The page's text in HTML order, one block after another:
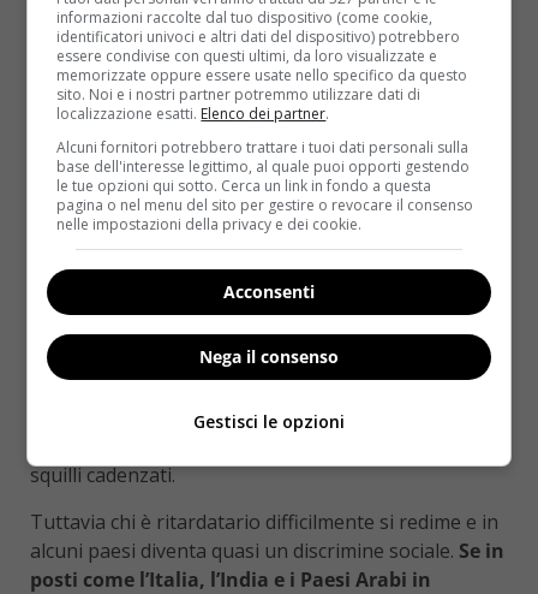
movimento nello spazio e dunque le previsioni che fa
sono condannate all’errore.
Lo psicologo sociale Justin Kruger prova a dare
qualche consiglio per migliorare le performance
temporali:“uno dei rimedi consiste nello “scomporre” in
tanti elementi una singola operazione– spiega il
medico –se l’appuntamento è con il tuo boyfriend, prova
a immaginare in anticipo quanto tempo ci vuole per fare
la doccia, lo shampoo, asciugarti i capelli, vestirti,
truccarti, chiamare un taxi, ecc. Suddividendo i vari passi
successivi per arrivare all’appuntamento, ci si aiuta a
fare una previsione più realistica“. Altri rimedi pratici
utili al ritardatario potrebbero essere quelli di
scegliere la sera i capi di abbigliamento che si pensa
squilli cadenzati.
Tuttavia chi è ritardatario difficilmente si redime e in
alcuni paesi diventa quasi un discrimine sociale. Se in
posti come l’Italia, l’India e i Paesi Arabi in
informazioni raccolte dal tuo dispositivo (come cookie,
identificatori univoci e altri dati del dispositivo) potrebbero
essere condivise con questi ultimi, da loro visualizzate e
memorizzate oppure essere usate nello specifico da questo
sito. Noi e i nostri partner potremmo utilizzare dati di
localizzazione esatti. Elenco dei partner.
Alcuni fornitori potrebbero trattare i tuoi dati personali sulla
base dell'interesse legittimo, al quale puoi opporti gestendo
le tue opzioni qui sotto. Cerca un link in fondo a questa
pagina o nel menu del sito per gestire o revocare il consenso
nelle impostazioni della privacy e dei cookie.
Acconsenti
Nega il consenso
Gestisci le opzioni